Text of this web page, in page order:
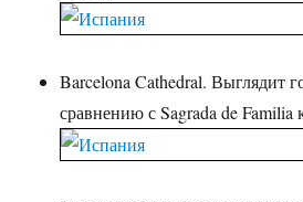
Barcelona Cathedral. Выглядит
сравнению с Sagrada de Familia